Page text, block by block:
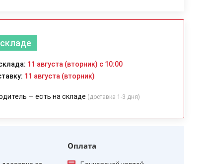
11 августа (вторник) с 10:00
11 августа (вторник)
— есть на складе (доставка 1-3 дня)
Оплата